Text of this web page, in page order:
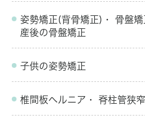
姿勢矯正(背骨矯正)・ 骨盤矯
産後の骨盤矯正
子供の姿勢矯正
椎間板ヘルニア・ 脊柱管狭